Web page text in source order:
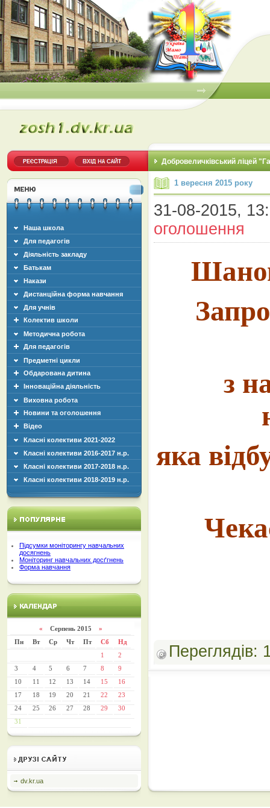
Добровеличківський ліцей
Наша школа
Для педагогів
Діяльність закладу
Батькам
Накази
Дистанційна форма навчання
Для учнів
Колектив школи
Методична робота
Для педагогів
Предметні цикли
Обдарована дитина
Інноваційна діяльність
Виховна робота
Новини та оголошення
Відео
Класні колективи 2021-2022
Класні колективи 2016-2017 н.р.
Класні колективи 2017-2018 н.р.
Класні колективи 2018-2019 н.р.
Підсумки моніторингу навчальних
досягнень
Моніторинг навчальних досґгнень
Форма навчання
« Серпень 2015 »
Пн
Вт Ср Чт Пт Сб
Нд
1
2
3
4 5 6 7 8
9
10
11 12 13 14 15
16
17
18 19 20 21 22
23
24
25 26 27 28 29
30
31
dv.kr.ua
1 вересня 2015 року
31-08-2015,
оголошення
з
яка